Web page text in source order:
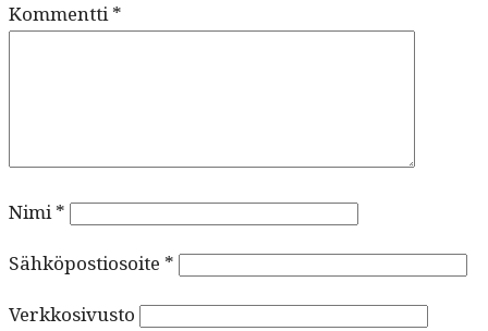
Kommentti*
Nimi*
Sähköpostiosoite *
Verkkosivusto